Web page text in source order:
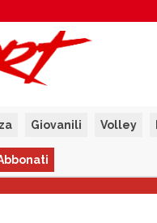
Giovanili Volley